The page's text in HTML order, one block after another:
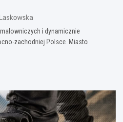
i dynamicznie
zachodniej Polsce. Miasto